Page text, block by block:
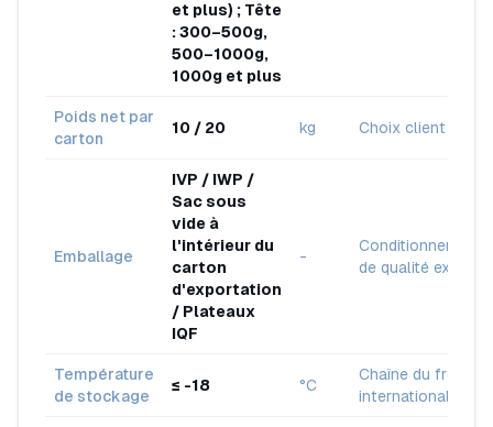
et plus) ; Tête
: 300–500g,
500–1000g,
1000g et plus
Poids net par
carton
10 / 20 kg Choix client
Emballage
IVP / IWP /
Sac sous
vide à
l'intérieur du
carton
d'exportation
/ Plateaux
IQF
-
Conditionnement
de qualité export
Température
de stockage
≤ -18 °C
Chaîne du froid
internationale